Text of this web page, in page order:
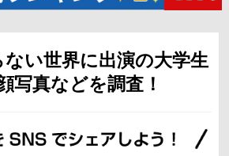
い世界に出演の大学生
写真などを調査！